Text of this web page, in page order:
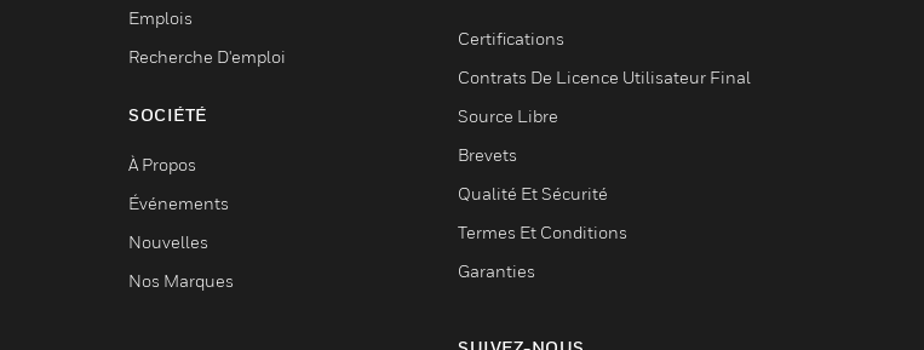
Emplois
Recherche D'emploi
SOCIÉTÉ
À Propos
Événements
Nouvelles
Nos Marques
Certifications
Contrats De Licence Utilisateur Final
Source Libre
Brevets
Qualité Et Sécurité
Termes Et Conditions
Garanties